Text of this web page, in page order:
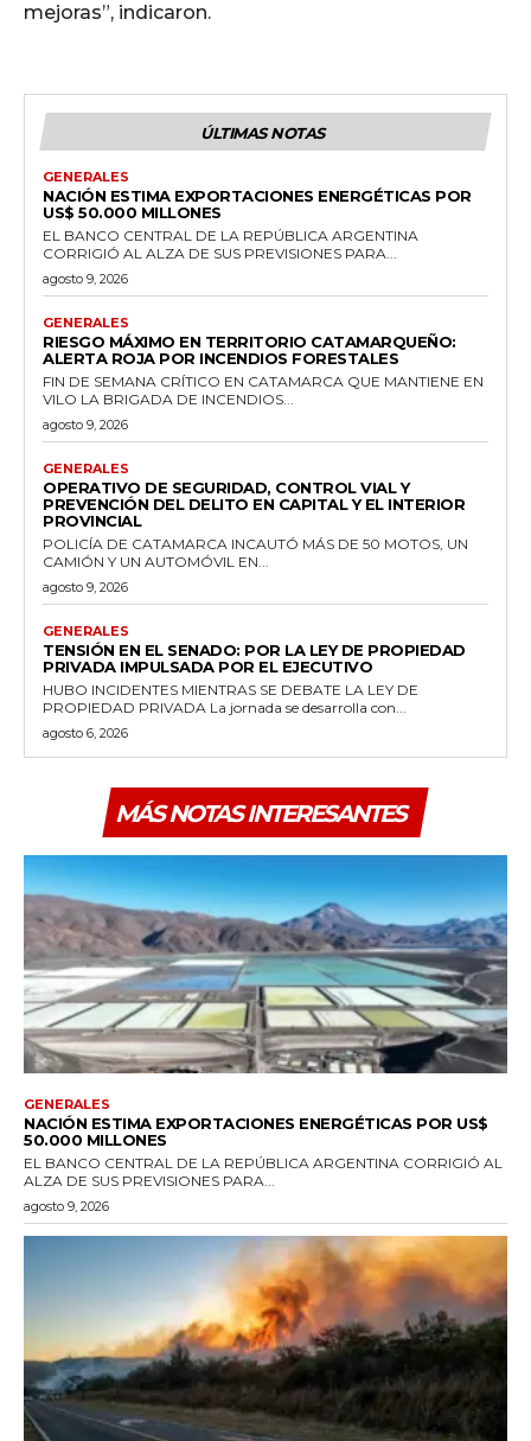
mejoras”, indicaron.
ÚLTIMAS NOTAS
GENERALES
NACIÓN ESTIMA EXPORTACIONES ENERGÉTICAS POR
US$ 50.000 MILLONES
EL BANCO CENTRAL DE LA REPÚBLICA ARGENTINA
CORRIGIÓ AL ALZA DE SUS PREVISIONES PARA...
agosto 9, 2026
GENERALES
RIESGO MÁXIMO EN TERRITORIO CATAMARQUEÑO:
ALERTA ROJA POR INCENDIOS FORESTALES
FIN DE SEMANA CRÍTICO EN CATAMARCA QUE MANTIENE EN
VILO LA BRIGADA DE INCENDIOS...
agosto 9, 2026
GENERALES
OPERATIVO DE SEGURIDAD, CONTROL VIAL Y
PREVENCIÓN DEL DELITO EN CAPITAL Y EL INTERIOR
PROVINCIAL
POLICÍA DE CATAMARCA INCAUTÓ MÁS DE 50 MOTOS, UN
CAMIÓN Y UN AUTOMÓVIL EN...
agosto 9, 2026
GENERALES
TENSIÓN EN EL SENADO: POR LA LEY DE PROPIEDAD
PRIVADA IMPULSADA POR EL EJECUTIVO
HUBO INCIDENTES MIENTRAS SE DEBATE LA LEY DE
PROPIEDAD PRIVADA La jornada se desarrolla con...
agosto 6, 2026
MÁS NOTAS INTERESANTES
GENERALES
NACIÓN ESTIMA EXPORTACIONES ENERGÉTICAS POR US$
50.000 MILLONES
EL BANCO CENTRAL DE LA REPÚBLICA ARGENTINA CORRIGIÓ AL
ALZA DE SUS PREVISIONES PARA...
agosto 9, 2026